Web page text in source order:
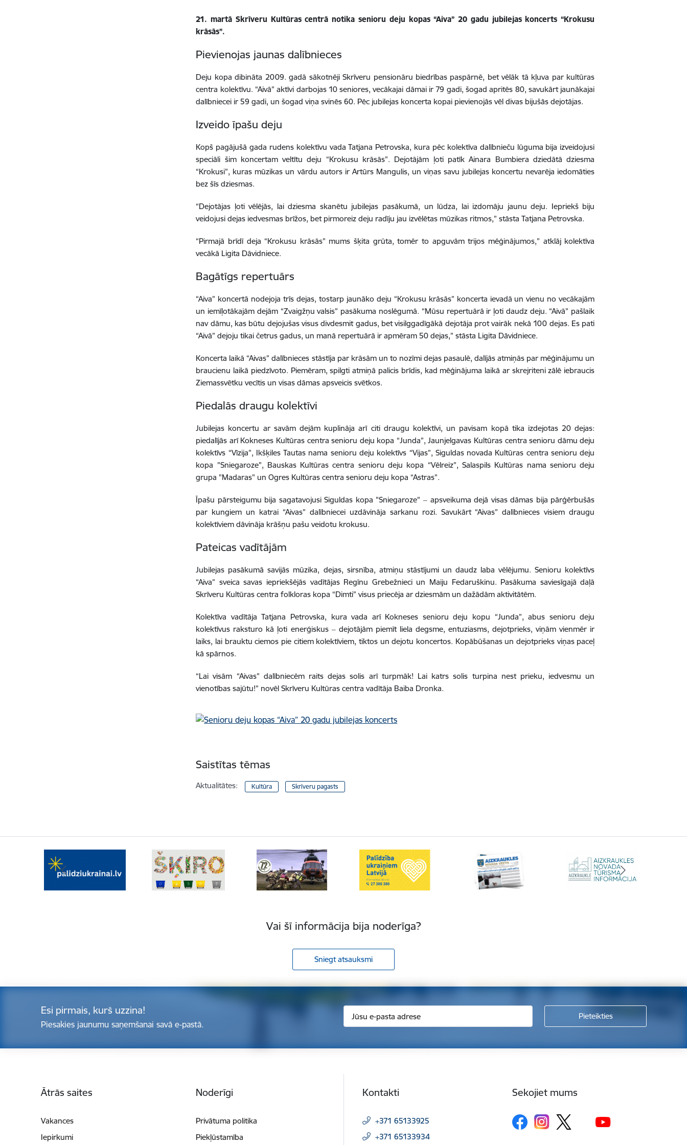
21. martā Skrīveru Kultūras centrā notika senioru deju kopas “Aiva” 20 gadu jubilejas koncerts “Krokusu
krāsās”.
Pievienojas jaunas dalībnieces
Deju kopa dibināta 2009. gadā sākotnēji Skrīveru pensionāru biedrības paspārnē, bet vēlāk tā kļuva par kultūras
centra kolektīvu. “Aivā” aktīvi darbojas 10 seniores, vecākajai dāmai ir 79 gadi, šogad apritēs 80, savukārt jaunākajai
dalībniecei ir 59 gadi, un šogad viņa svinēs 60. Pēc jubilejas koncerta kopai pievienojās vēl divas bijušās dejotājas.
Izveido īpašu deju
Kopš pagājušā gada rudens kolektīvu vada Tatjana Petrovska, kura pēc kolektīva dalībnieču lūguma bija izveidojusi
speciāli šim koncertam veltītu deju “Krokusu krāsās”. Dejotājām ļoti patīk Ainara Bumbiera dziedātā dziesma
“Krokusi”, kuras mūzikas un vārdu autors ir Artūrs Mangulis, un viņas savu jubilejas koncertu nevarēja iedomāties
bez šīs dziesmas.
“Dejotājas ļoti vēlējās, lai dziesma skanētu jubilejas pasākumā, un lūdza, lai izdomāju jaunu deju. Iepriekš biju
veidojusi dejas iedvesmas brīžos, bet pirmoreiz deju radīju jau izvēlētas mūzikas ritmos,” stāsta Tatjana Petrovska.
“Pirmajā brīdī deja “Krokusu krāsās” mums šķita grūta, tomēr to apguvām trijos mēģinājumos,” atklāj kolektīva
vecākā Ligita Dāvidniece.
Bagātīgs repertuārs
“Aiva” koncertā nodejoja trīs dejas, tostarp jaunāko deju “Krokusu krāsās” koncerta ievadā un vienu no vecākajām
un iemīļotākajām dejām “Zvaigžņu valsis” pasākuma noslēgumā. “Mūsu repertuārā ir ļoti daudz deju. “Aivā” pašlaik
nav dāmu, kas būtu dejojušas visus divdesmit gadus, bet visilggadīgākā dejotāja prot vairāk nekā 100 dejas. Es pati
“Aivā” dejoju tikai četrus gadus, un manā repertuārā ir apmēram 50 dejas,” stāsta Ligita Dāvidniece.
Koncerta laikā “Aivas” dalībnieces stāstīja par krāsām un to nozīmi dejas pasaulē, dalījās atmiņās par mēģinājumu un
braucienu laikā piedzīvoto. Piemēram, spilgti atmiņā palicis brīdis, kad mēģinājuma laikā ar skrejriteni zālē iebraucis
Ziemassvētku vecītis un visas dāmas apsveicis svētkos.
Piedalās draugu kolektīvi
Jubilejas koncertu ar savām dejām kuplināja arī citi draugu kolektīvi, un pavisam kopā tika izdejotas 20 dejas:
piedalījās arī Kokneses Kultūras centra senioru deju kopa “Junda”, Jaunjelgavas Kultūras centra senioru dāmu deju
kolektīvs “Vīzija”, Ikšķiles Tautas nama senioru deju kolektīvs “Vijas”, Siguldas novada Kultūras centra senioru deju
kopa "Sniegaroze", Bauskas Kultūras centra senioru deju kopa “Vēlreiz”, Salaspils Kultūras nama senioru deju
grupa "Madaras" un Ogres Kultūras centra senioru deju kopa “Astras”.
Īpašu pārsteigumu bija sagatavojusi Siguldas kopa "Sniegaroze" ‒ apsveikuma dejā visas dāmas bija pārģērbušās
par kungiem un katrai “Aivas” dalībniecei uzdāvināja sarkanu rozi. Savukārt “Aivas” dalībnieces visiem draugu
kolektīviem dāvināja krāšņu pašu veidotu krokusu.
Pateicas vadītājām
Jubilejas pasākumā savijās mūzika, dejas, sirsnība, atmiņu stāstījumi un daudz laba vēlējumu. Senioru kolektīvs
“Aiva” sveica savas iepriekšējās vadītājas Regīnu Grebežnieci un Maiju Fedaruškinu. Pasākuma saviesīgajā daļā
Skrīveru Kultūras centra folkloras kopa “Dimti” visus priecēja ar dziesmām un dažādām aktivitātēm.
Kolektīva vadītāja Tatjana Petrovska, kura vada arī Kokneses senioru deju kopu “Junda”, abus senioru deju
kolektīvus raksturo kā ļoti enerģiskus ‒ dejotājām piemīt liela degsme, entuziasms, dejotprieks, viņām vienmēr ir
laiks, lai brauktu ciemos pie citiem kolektīviem, tiktos un dejotu koncertos. Kopābūšanas un dejotprieks viņas paceļ
kā spārnos.
“Lai visām “Aivas” dalībniecēm raits dejas solis arī turpmāk! Lai katrs solis turpina nest prieku, iedvesmu un
vienotības sajūtu!” novēl Skrīveru Kultūras centra vadītāja Baiba Dronka.
Saistītas tēmas
Aktualitātes: Kultūra Skrīveru pagasts
Vai šī informācija bija noderīga?
Sniegt atsauksmi
Esi pirmais, kurš uzzina!
Piesakies jaunumu saņemšanai savā e-pastā.
Ātrās saites
Vakances
Iepirkumi
Noderīgi
Privātuma politika
Piekļūstamība
Kontakti
+371 65133925
+371 65133934
Sekojiet mums